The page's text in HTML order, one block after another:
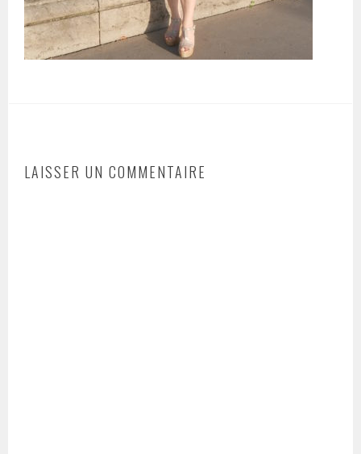
LAISSER UN COMMENTAIRE